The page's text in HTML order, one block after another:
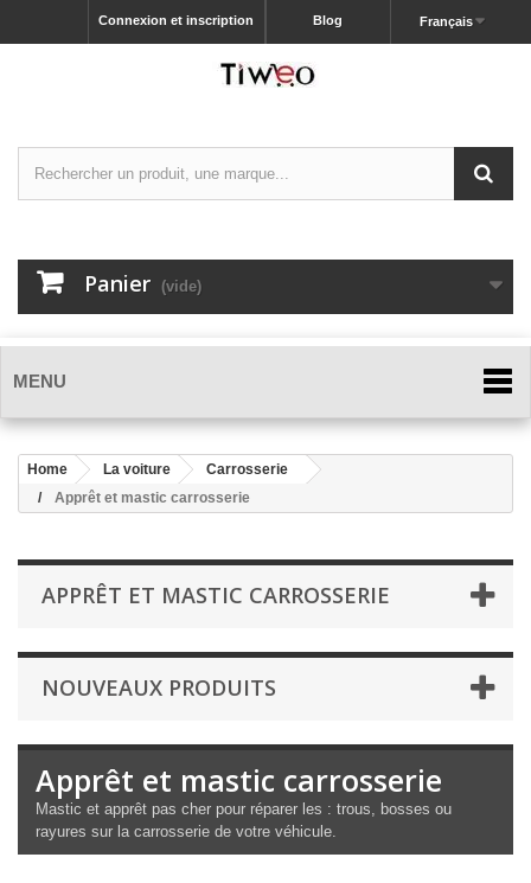
Français
Blog
Connexion et inscription
Panier (vide)
MENU
Home La voiture
Carrosserie
Apprêt et mastic carrosserie
APPRÊT ET MASTIC CARROSSERIE
NOUVEAUX PRODUITS
Apprêt et mastic carrosserie
Mastic et apprêt pas cher pour réparer les : trous, bosses ou
rayures sur la carrosserie de votre véhicule.